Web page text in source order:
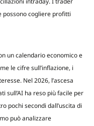
possono cogliere profitti
un calendario economico e
le cifre sull’inflazione, i
Nel 2026, l’ascesa
sull’AI ha reso più facile per
pochi secondi dall’uscita di
può analizzare